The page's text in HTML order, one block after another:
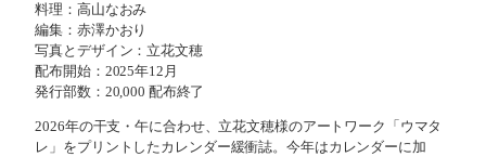
料理：高山なおみ
編集：赤澤かおり
写真とデザイン：立花文穂
配布開始：2025年12月
発行部数：20,000 配布終了
2026年の干支・午に合わせ、立花文穂様のアートワーク「ウマタ
レ」をプリントしたカレンダー緩衝誌。今年はカレンダーに加